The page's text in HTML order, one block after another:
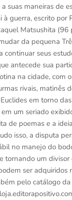
suas maneiras de
à guerra, escrito por
Matsushita (96
da pequena
continuar seus
antecede sua
na cidade, com
rivais, matinês
em torno
um seriado
de poemas e a
isso, a disputa
no manejo do
tornando um
ser adquiridos
pelo catálogo